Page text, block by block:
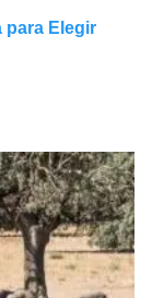
para Elegir